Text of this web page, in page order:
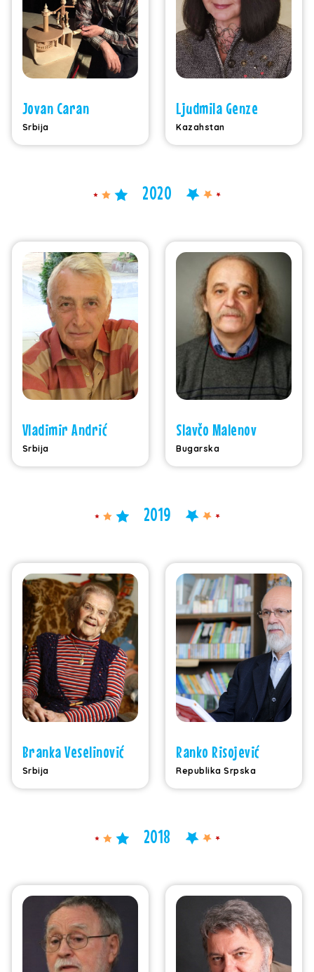
Jovan Caran
Srbija
Ljudmila Genze
Kazahstan
2020
Vladimir Andrić
Srbija
Slavčo Malenov
Bugarska
2019
Branka Veselinović
Srbija
Ranko Risojević
Republika Srpska
2018